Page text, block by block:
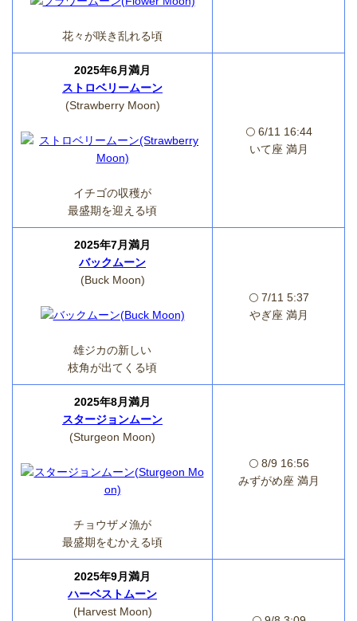
花々が咲き乱れる頃
2025年6月満月
ストロベリームーン
(Strawberry Moon)
イチゴの収穫が
最盛期を迎える頃
🌕 6/11 16:44
いて座 満月
2025年7月満月
バックムーン
(Buck Moon)
雄ジカの新しい
枝角が出てくる頃
🌕 7/11 5:37
やぎ座 満月
2025年8月満月
スタージョンムーン
(Sturgeon Moon)
チョウザメ漁が
最盛期をむかえる頃
🌕 8/9 16:56
みずがめ座 満月
2025年9月満月
ハーベストムーン
(Harvest Moon)